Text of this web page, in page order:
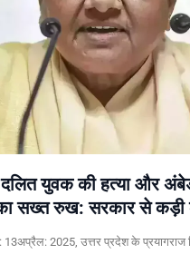
दलित युवक की हत्या और
सख्त रुख: सरकार से कड़ी
13अप्रैल: 2025, उत्तर प्रदेश के